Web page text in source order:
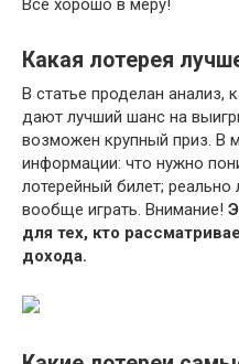
Все хорошо в меру!
Какая лотерея
В статье проделан анализ,
дают лучший шанс на
возможен крупный приз. В
информации: что нужно
лотерейный билет; реально
вообще играть. Внимание!
для тех, кто
дохода.